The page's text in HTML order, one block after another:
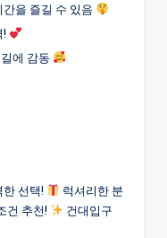
을 즐길 수 있음
!
에 감동
선택!
럭셔리한 분
건 추천!
건대입구